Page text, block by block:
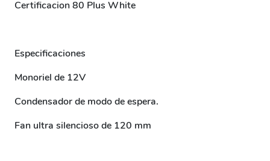
Certificacion 80 Plus White
Especificaciones
Monoriel de 12V
Condensador de modo de espera.
Fan ultra silencioso de 120 mm